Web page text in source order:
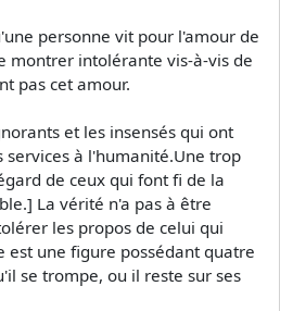
personne vit pour l'amour de
montrer intolérante vis-à-vis de
pas cet amour.
et les insensés qui ont
services à l'humanité.Une trop
de ceux qui font fi de la
La vérité n'a pas à être
les propos de celui qui
une figure possédant quatre
se trompe, ou il reste sur ses